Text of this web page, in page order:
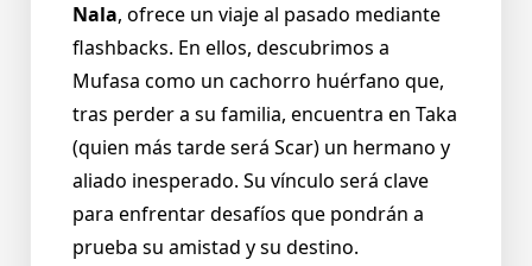
Nala, ofrece un viaje al pasado mediante
flashbacks. En ellos, descubrimos a
Mufasa como un cachorro huérfano que,
tras perder a su familia, encuentra en Taka
(quien más tarde será Scar) un hermano y
aliado inesperado. Su vínculo será clave
para enfrentar desafíos que pondrán a
prueba su amistad y su destino.